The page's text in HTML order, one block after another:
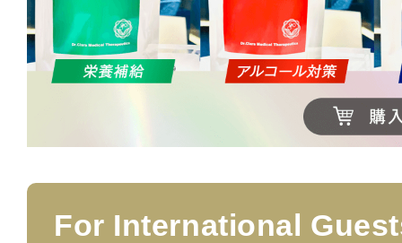
For International